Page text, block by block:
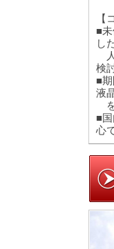
【
■
し
検
■
液
■
心